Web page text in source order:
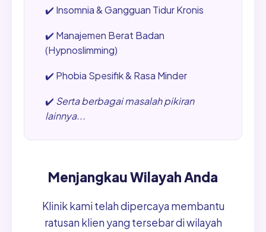
✔️ Insomnia & Gangguan Tidur Kronis
✔️ Manajemen Berat Badan
(Hypnoslimming)
✔️ Phobia Spesifik & Rasa Minder
✔️ Serta berbagai masalah pikiran
lainnya...
Menjangkau Wilayah Anda
Klinik kami telah dipercaya membantu
ratusan klien yang tersebar di wilayah